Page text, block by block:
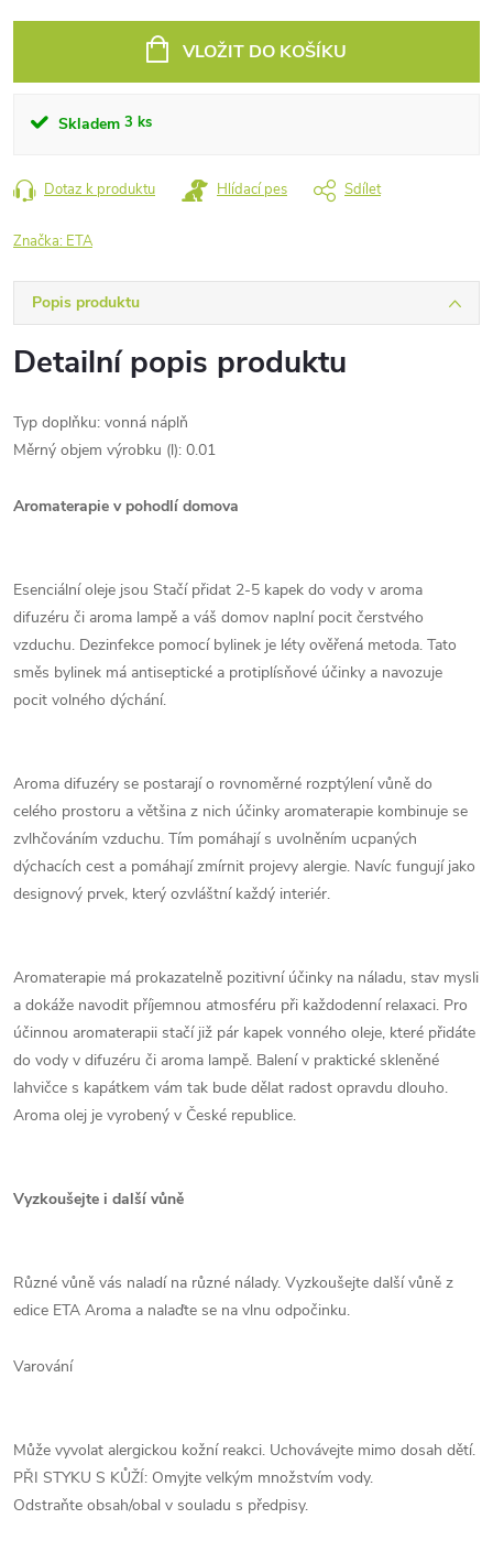
Skladem 3 ks
VLOŽIT DO KOŠÍKU
Dotaz k produktu Hlídací pes Sdílet
Značka: ETA
Popis produktu
Detailní popis produktu
Typ doplňku: vonná náplň
Měrný objem výrobku (l): 0.01
Aromaterapie v pohodlí domova
Esenciální oleje jsou Stačí přidat 2-5 kapek do vody v aroma
difuzéru či aroma lampě a váš domov naplní pocit čerstvého
vzduchu. Dezinfekce pomocí bylinek je léty ověřená metoda. Tato
směs bylinek má antiseptické a protiplísňové účinky a navozuje
pocit volného dýchání.
Aroma difuzéry se postarají o rovnoměrné rozptýlení vůně do
celého prostoru a většina z nich účinky aromaterapie kombinuje se
zvlhčováním vzduchu. Tím pomáhají s uvolněním ucpaných
dýchacích cest a pomáhají zmírnit projevy alergie. Navíc fungují jako
designový prvek, který ozvláštní každý interiér.
Aromaterapie má prokazatelně pozitivní účinky na náladu, stav mysli
a dokáže navodit příjemnou atmosféru při každodenní relaxaci. Pro
účinnou aromaterapii stačí již pár kapek vonného oleje, které přidáte
do vody v difuzéru či aroma lampě. Balení v praktické skleněné
lahvičce s kapátkem vám tak bude dělat radost opravdu dlouho.
Aroma olej je vyrobený v České republice.
Vyzkoušejte i další vůně
Různé vůně vás naladí na různé nálady. Vyzkoušejte další vůně z
edice ETA Aroma a nalaďte se na vlnu odpočinku.
Varování
Může vyvolat alergickou kožní reakci. Uchovávejte mimo dosah dětí.
PŘI STYKU S KŮŽÍ: Omyjte velkým množstvím vody.
Odstraňte obsah/obal v souladu s předpisy.